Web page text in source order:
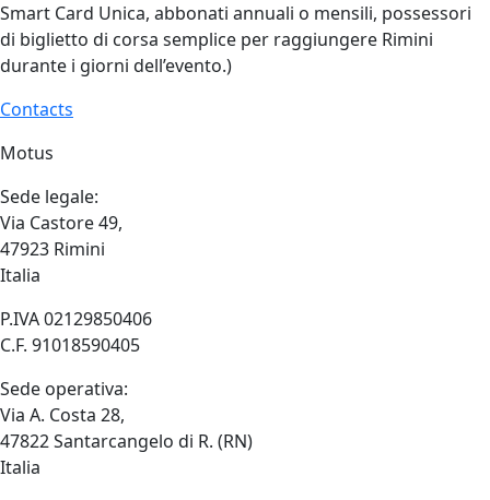
Smart Card Unica, abbonati annuali o mensili, possessori
di biglietto di corsa semplice per raggiungere Rimini
durante i giorni dell’evento.)
Contacts
Motus
Sede legale:
Via Castore 49,
47923 Rimini
Italia
P.IVA 02129850406
C.F. 91018590405
Sede operativa:
Via A. Costa 28,
47822 Santarcangelo di R. (RN)
Italia